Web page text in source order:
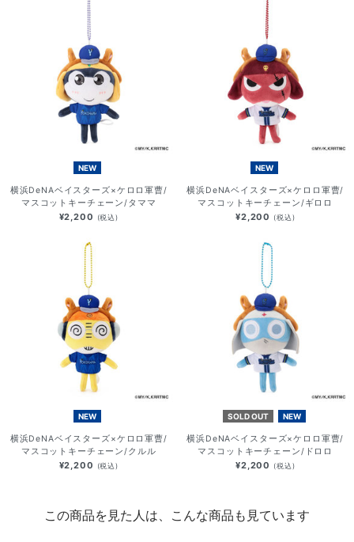
NEW
横浜DeNAベイスターズ×ケロロ軍曹/
マスコットキーチェーン/タママ
¥2,200 (税込)
NEW
横浜DeNAベイスターズ×ケロロ軍曹/
マスコットキーチェーン/ギロロ
¥2,200 (税込)
NEW
横浜DeNAベイスターズ×ケロロ軍曹/
マスコットキーチェーン/クルル
¥2,200 (税込)
SOLD OUT NEW
横浜DeNAベイスターズ×ケロロ軍曹/
マスコットキーチェーン/ドロロ
¥2,200 (税込)
この商品を見た人は、こんな商品も見ています